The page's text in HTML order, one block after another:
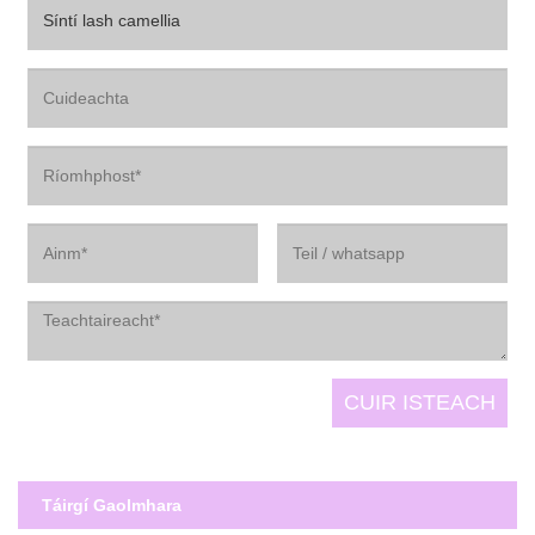
Táirgí Gaolmhara